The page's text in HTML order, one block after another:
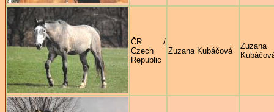
ČR /
Czech
Republic
Zuzana Kubáčová
Zuzana